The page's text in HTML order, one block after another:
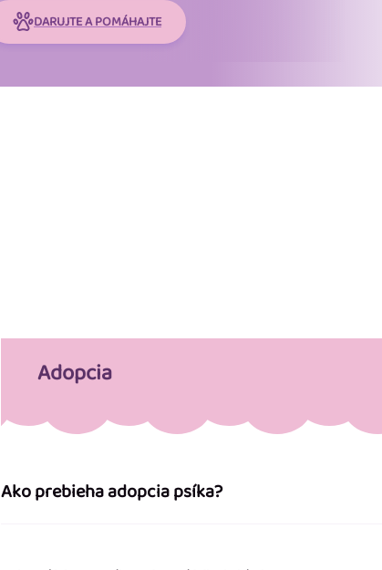
DARUJTE A POMÁHAJTE
Adopcia
Ako prebieha adopcia psíka?